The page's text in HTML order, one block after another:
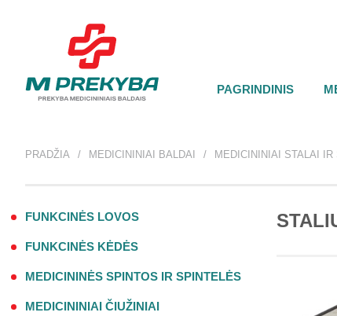
PAGRINDINIS
PRADŽIA MEDICININIAI BALDAI MEDICININIAI STALAI IR
FUNKCINĖS LOVOS
FUNKCINĖS KĖDĖS
MEDICININĖS SPINTOS IR SPINTELĖS
MEDICININIAI ČIUŽINIAI